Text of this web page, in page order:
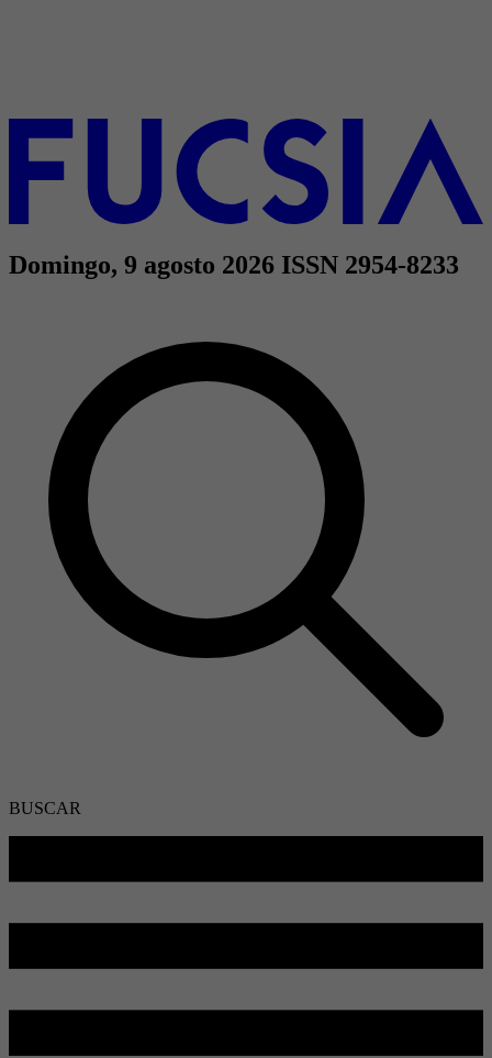
Domingo, 9 agosto 2026 ISSN 2954-8233
BUSCAR